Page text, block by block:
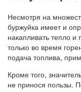
Несмотря на
буржуйка имеет и
накапливать тепло
только во время
подача топлива,
Кроме того,
не принося пользы.